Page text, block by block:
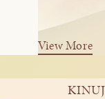
View More